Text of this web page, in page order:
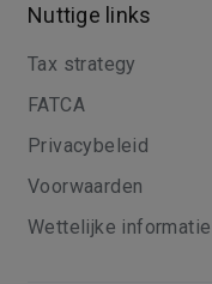
Nuttige links
Tax strategy
FATCA
Privacybeleid
Voorwaarden
Wettelijke informatie